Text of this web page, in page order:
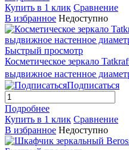
Купить в 1 клик Сравнение
В избранное Недоступно
Быстрый просмотр
Косметическое зеркало
выдвижное настенное
Подписаться
Подробнее
Купить в 1 клик Сравнение
В избранное Недоступно